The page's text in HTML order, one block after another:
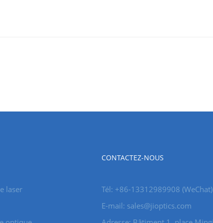
laser
CONTACTEZ-NOUS
Tél: +86-13312989908 (WeChat)
E-mail: sales@jioptics.com